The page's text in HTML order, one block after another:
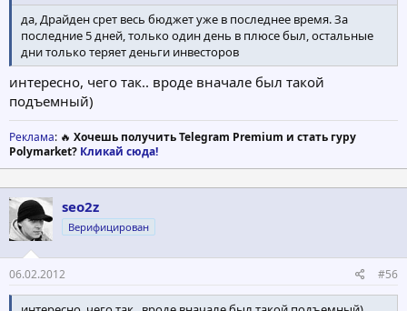
да, Драйден срет весь бюджет уже в последнее время. За
последние 5 дней, только один день в плюсе был, остальные
дни только теряет деньги инвесторов
интересно, чего так.. вроде вначале был такой
подъемный)
Реклама: 🔥 Хочешь получить Telegram Premium и стать гуру
Polymarket? Кликай сюда!
seo2z
Верифицирован
06.02.2012 #56